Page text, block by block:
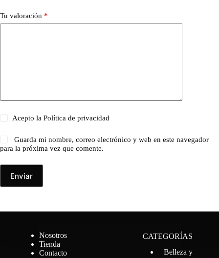
Tu valoración *
Acepto laPolítica de privacidad
Guarda mi nombre, correo electrónico y web en este navegador
para la próxima vez que comente.
Enviar
Nosotros
Tienda
Contacto
CATEGORÍAS
Belleza y